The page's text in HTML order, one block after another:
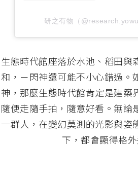
研之有物（
生態時代館座落於水池、稻田與
和，ㄧ閃神還可能不小心錯過。
神，那麼生態時代館肯定是建築
隨便走隨手拍，隨意好看。無論
一群人，在變幻莫測的光影與姿
下，都會顯得格外